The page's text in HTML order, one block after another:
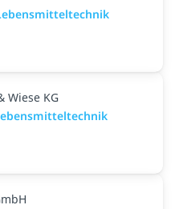
Wiese KG